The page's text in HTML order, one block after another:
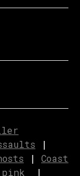
|
| Coast
|